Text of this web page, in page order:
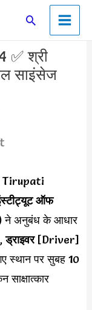
SearchMain
Menu
श्री
साइंसेज
Tirupati
ऑफ
ने अनुबंध के आधार
ड्राइवर[Driver]
स्थान पर सुबह 10
साक्षात्कार